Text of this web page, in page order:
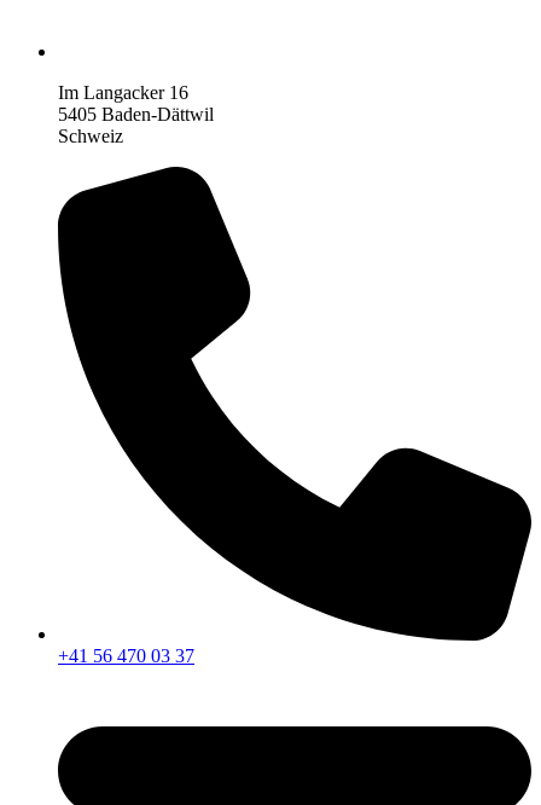
Im Langacker 16
5405 Baden-Dättwil
Schweiz
+41 56 470 03 37